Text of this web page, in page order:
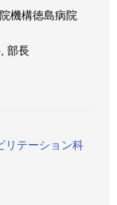
機構徳島病院
部長
リテーション科